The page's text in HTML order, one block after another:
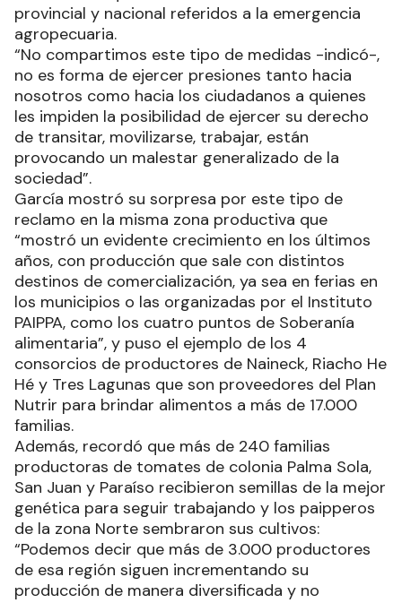
provincial y nacional referidos a la emergencia
agropecuaria.
“No compartimos este tipo de medidas -indicó-,
no es forma de ejercer presiones tanto hacia
nosotros como hacia los ciudadanos a quienes
les impiden la posibilidad de ejercer su derecho
de transitar, movilizarse, trabajar, están
provocando un malestar generalizado de la
sociedad”.
García mostró su sorpresa por este tipo de
reclamo en la misma zona productiva que
“mostró un evidente crecimiento en los últimos
años, con producción que sale con distintos
destinos de comercialización, ya sea en ferias en
los municipios o las organizadas por el Instituto
PAIPPA, como los cuatro puntos de Soberanía
alimentaria”, y puso el ejemplo de los 4
consorcios de productores de Naineck, Riacho He
Hé y Tres Lagunas que son proveedores del Plan
Nutrir para brindar alimentos a más de 17.000
familias.
Además, recordó que más de 240 familias
productoras de tomates de colonia Palma Sola,
San Juan y Paraíso recibieron semillas de la mejor
genética para seguir trabajando y los paipperos
de la zona Norte sembraron sus cultivos:
“Podemos decir que más de 3.000 productores
de esa región siguen incrementando su
producción de manera diversificada y no